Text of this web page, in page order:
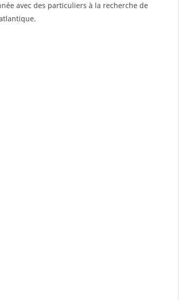
avec des particuliers à la recherche de